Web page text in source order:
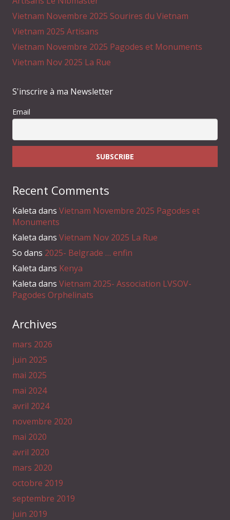
Vietnam Novembre 2025 Sourires du Vietnam
Vietnam 2025 Artisans
Vietnam Novembre 2025 Pagodes et Monuments
Vietnam Nov 2025 La Rue
S'inscrire à ma Newsletter
Email
Recent Comments
Kaleta dans Vietnam Novembre 2025 Pagodes et
Monuments
Kaleta dans Vietnam Nov 2025 La Rue
So dans 2025- Belgrade … enfin
Kaleta dans Kenya
Kaleta dans Vietnam 2025- Association LVSOV-
Pagodes Orphelinats
Archives
mars 2026
juin 2025
mai 2025
mai 2024
avril 2024
novembre 2020
mai 2020
avril 2020
mars 2020
octobre 2019
septembre 2019
juin 2019